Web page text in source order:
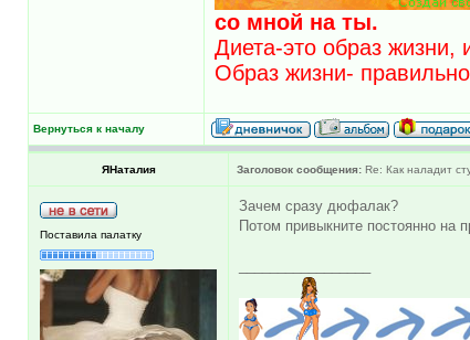
со мной на ты.
Диета-это образ жизни,
Образ жизни-
Вернуться к началу
ЯНаталия Заголовок сообщения: Re: Как наладит
Поставила палатку
Зачем сразу дюфалак?
Потом привыкните постоянно на